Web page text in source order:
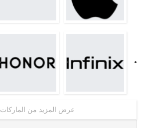
عرض المزيد من الماركات